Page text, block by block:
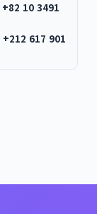
+82 10 3491
+212 617 901